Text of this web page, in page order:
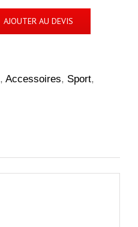
AJOUTER AU DEVIS
, Accessoires, Sport,